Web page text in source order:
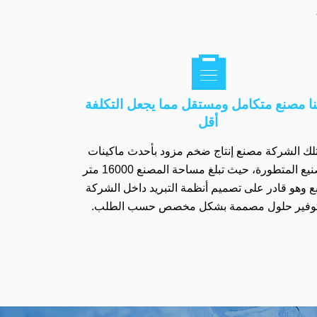

مصنع متكامل ومستقل مما يجعل التكلفة
أقل
الشركة مصنع إنتاج ضخم مزود بأحدث ماكينات
التصنيع المتطورة، حيث تبلغ مساحة المصنع 16000 متر
وهو قادر على تصميم أنظمة التبريد داخل الشركة
حلول مصممة بشكل مخصص حسب الطلب.